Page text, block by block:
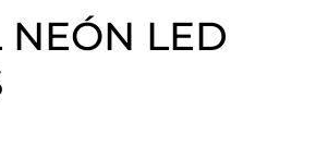
NEÓN LED